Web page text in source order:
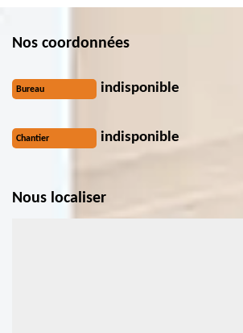
Nos coordonnées
Bureau indisponible
Chantier indisponible
Nous localiser